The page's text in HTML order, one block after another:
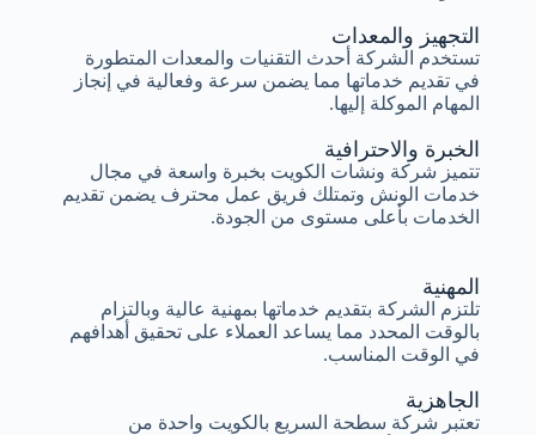
الخبرة والاحترافية
تتميز شركة ونشات الكويت بخبرة واسعة في مجال
خدمات الونش وتمتلك فريق عمل محترف يضمن تقديم
الخدمات بأعلى مستوى من الجودة.
التجهيز والمعدات
تستخدم الشركة أحدث التقنيات والمعدات المتطورة
في تقديم خدماتها مما يضمن سرعة وفعالية في إنجاز
المهام الموكلة إليها.
المهنية
تلتزم الشركة بتقديم خدماتها بمهنية عالية وبالتزام
بالوقت المحدد مما يساعد العملاء على تحقيق أهدافهم
في الوقت المناسب.
الجاهزية
تعتبر شركة سطحة السريع بالكويت واحدة من